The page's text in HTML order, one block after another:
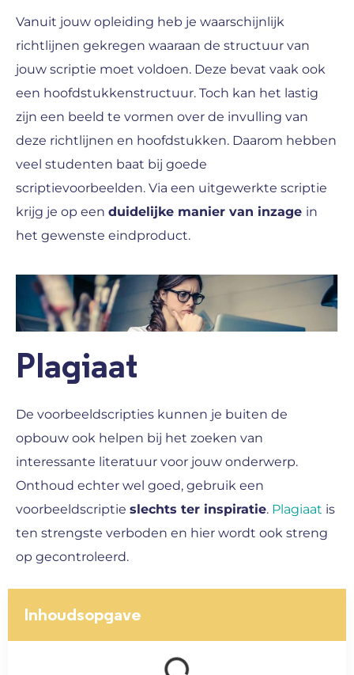
Vanuit jouw opleiding heb je waarschijnlijk
richtlijnen gekregen waaraan de structuur van
jouw scriptie moet voldoen. Deze bevat vaak ook
een hoofdstukkenstructuur. Toch kan het lastig
zijn een beeld te vormen over de invulling van
deze richtlijnen en hoofdstukken. Daarom hebben
veel studenten baat bij goede
scriptievoorbeelden. Via een uitgewerkte scriptie
krijg je op een duidelijke manier van inzage in
het gewenste eindproduct.
Plagiaat
De voorbeeldscripties kunnen je buiten de
opbouw ook helpen bij het zoeken van
interessante literatuur voor jouw onderwerp.
Onthoud echter wel goed, gebruik een
voorbeeldscriptie slechts ter inspiratie. Plagiaat is
ten strengste verboden en hier wordt ook streng
op gecontroleerd.
Inhoudsopgave